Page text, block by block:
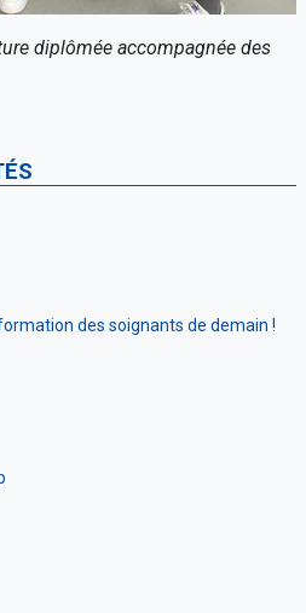
des soignants de demain !
diplômée accompagnée des